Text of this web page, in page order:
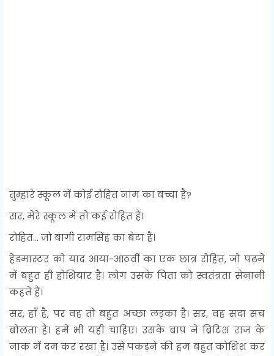
तुम्हारे स्कूल में कोई रोहित नाम का बच्चा है?
सर, मेरे स्कूल में तो कई रोहित हैं।
रोहित... जो बागी रामसिंह का बेटा है।
हेडमास्टर को याद आया-आठवीं का एक छात्र रोहित, जो पढ़ने
में बहुत ही होशियार है। लोग उसके पिता को स्वतंत्रता सेनानी
कहते हैं।
सर, हाँ है, पर वह तो बहुत अच्छा लड़का है। सर, वह सदा सच
बोलता है। हमें भी यही चाहिए। उसके बाप ने ब्रिटिश राज के
नाक में दम कर रखा है। उसे पकड़ने की हम बहुत कोशिश कर